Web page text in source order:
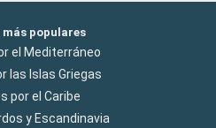
más populares
el Mediterráneo
las Islas Griegas
por el Caribe
y Escandinavia